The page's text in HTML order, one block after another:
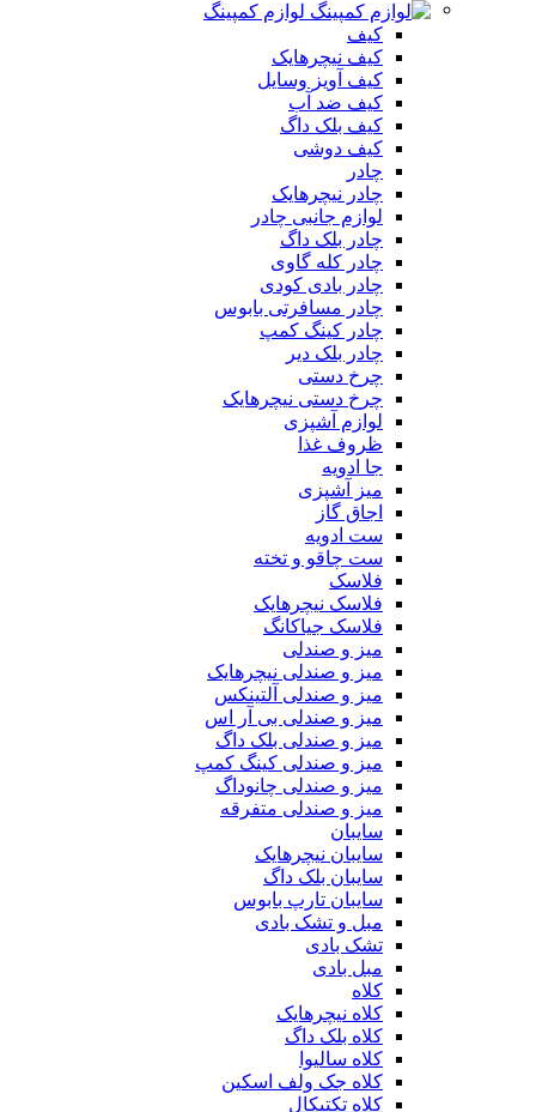
لوازم کمپینگ
کیف
کیف نیچرهایک
کیف آویز وسایل
کیف ضد آب
کیف بلک داگ
کیف دوشی
چادر
چادر نیچرهایک
لوازم جانبی چادر
چادر بلک داگ
چادر کله گاوی
چادر بادی کودی
چادر مسافرتی بابوس
چادر کینگ کمپ
چادر بلک دیر
چرخ دستی
چرخ دستی نیچرهایک
لوازم آشپزی
ظروف غذا
جا ادویه
میز آشپزی
اجاق گاز
ست ادویه
ست چاقو و تخته
فلاسک
فلاسک نیچرهایک
فلاسک جیاکانگ
میز و صندلی
میز و صندلی نیچرهایک
میز و صندلی آلتینکس
میز و صندلی بی آر اس
میز و صندلی بلک داگ
میز و صندلی کینگ کمپ
میز و صندلی چانوداگ
میز و صندلی متفرقه
سایبان
سایبان نیچرهایک
سایبان بلک داگ
سایبان تارپ بابوس
مبل و تشک بادی
تشک بادی
مبل بادی
کلاه
کلاه نیچرهایک
کلاه بلک داگ
کلاه سالیوا
کلاه جک‌ ولف‌ اسکین
کلاه تکتیکال